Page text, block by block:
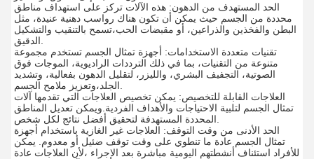
الحد المستهدف من الدهون: هذه الآلات تركز على استهداف مناطق
محددة من الجسم حيث يمكن أن تكون هناك رواسب دهنية عنيدة، مثل
البطن والفخذين والذراعين، أو مقبضات الحب،تسمح بالتنقيب والتشكيل
تقنيات متعددة الاستخدامات: أجهزة تمثال الجسم تستخدم مجموعة
متنوعة من التقنيات، بما في ذلك الترددات الراديوية، الموجات فوق
الصوتية، التجفيف البشري، والليزر، لتقليل الدهون بفعالية، وتشديد
العلاجات القابلة للتخصيص: يمكن تخصيص العلاجات التي تقدمها آلات
تمثال الجسم لتلبية الاحتياجات والأهداف الفردية.ويمكن تعديل المناطق
الحد الأدنى من وقت التوقف: العلاجات غير الغازية باستخدام أجهزة
تمثال الجسم عادة ما تنطوي على وقت توقف ضئيل أو معدوم. يمكن
للأفراد استئناف أنشطتهم اليومية مباشرة بعد الإجراء ،لأن العلاجات عادة